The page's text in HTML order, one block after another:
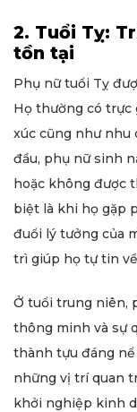
2. Tuổi Tỵ:
tồn tại
Phụ nữ tuổi Tỵ
Họ thường có trực
xúc cũng như nhu
đầu, phụ nữ sinh
hoặc không được
biệt là khi họ gặp
đuổi lý tưởng của
trì giúp họ tự tin
Ở tuổi trung niên,
thông minh và sự
thành tựu đáng
những vị trí quan
khởi nghiệp kinh